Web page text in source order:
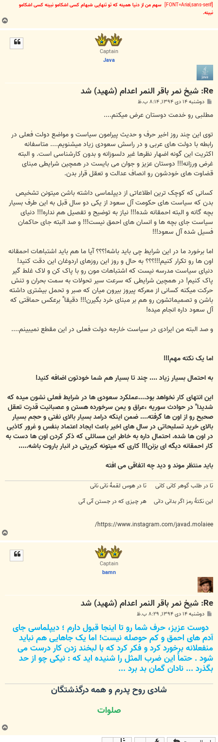
سهم من از دنیا همینه که تو تنهایی شبهام کسی اشکامو نبینه کسی اشکامو
نبینه.
ب
ا
Captain
Java
Re: شیخ نمر باقر النمر اعدام (شهید) شد
پ
ت
دوشنبه ۱۴ دی ۱۳۹۴, ۸:۱۴ ب.ظ
مطلبی رو خدمت دوستان عرض میکنم....
توی این چند روز اخیر حرف و حدیث پیرامون سیاست و مواضع دولت فعلی در
رابطه با دولت های عربی و در راسش سعودی زیاد میشنویم.... متاسفانه
اکثریت این گونه اضهار نظرها غیر دلسوزانه و بدون کارشناسی است. و البته
غرض ورزانه!!! دوستان عزیز و جوان می بایست در همچین شرایطی مبنای
قضاوت های خودشون رو انصاف عدالت و تعقل قرار بدن.
کسانی که کوچک ترین اطلاعاتی از دیپلماسی داشته باشن میتونن تشخیص
بدن که سیاست های حکومت آل سعود از یکی دو سال قبل به این طرف بسیار
بچه گانه و البته احمقانه شده!!! نیاز به توضیح و تفصیل هم نداره!!! دنیای
سیاست جای بچه ها و انسان های احمق نیست!!! و صد البته جای حاکمان
فسیل شده آل سعود!!!
اما برخورد ما در این شرایط چی باید باشه!؟؟؟ آیا ما هم باید اشتباهات احمقانه
اون ها رو تکرار کنیم!!!؟؟؟ به حال و روز این روزهای اردوغان این دقت کنید!
دنیای سیاست مدرسه نیست که اشتباهات مون رو با پاک کن و لاک غلط گیر
پاک کنیم! در همچین شرایطی که سرعت سیر تحولات به سمت بحران و تنش
حرکت میکنه کسانی از معرکه پیروز بیرون میان که صبر و تحمل بیشتری داشته
باشن و تصمیماتشون رو هم بر مبنای خرد بگیرن!!! دقیقا" برعکس حماقتی که
آل سعود داره انجام میده!
و صد البته من ایرادی در سیاست خارجه دولت فعلی در این مقطع نمیبینم....
اما یک نکته مهم!!!
به احتمال بسیار زیاد .... چند تا بسیار هم شما خودتون اضافه کنید!
این انتهای کار نخواهد بود....عملکرد سعودی ها در شرایط فعلی نشون میده که
شدیدا" در حوادث سوریه ،عراق و یمن سرخورده هستن و عصبانیت قدرت تعقل
صحیح رو از اون ها گرفته.... ضمن اینکه درامد بسیار بالای نفتی و حجم بسیار
بالای خرید تسلیحاتی در سال های اخیر باعث ایجاد اعتماد بنفس و غرور کاذبی
در اون ها شده. احتمال داره به خاطر این مسائلی که ذکر کردن اون ها دست به
کار احمقانه دیگه ای بزنن!!! کاری که میتونه کبریتی در انبار باروت باشه.....
باید منتظر موند و دید چه اتفاقی می افته
تا در طلب گوهر کانی کانی تا در هوس لقمهٔ نانی نانی
این نکتهٔ رمز اگر بدانی دانی هر چیزی که در جستن آنی آنی
https://www.instagram.com/javad.molaiee/
ب
ا
Captain
bamn
Re: شیخ نمر باقر النمر اعدام (شهید) شد
پ
ت
دوشنبه ۱۴ دی ۱۳۹۴, ۸:۲۹ ب.ظ
دوست عزیز، حرف شما رو تا اینجا قبول دارم ؛ دیپلماسی جای
آدم های احمق و کم حوصله نیست! اما یک جاهایی هم نباید
منفعلانه برخورد کرد و فکر کرد که با لبخند زدن کار درست می
شود . حتماً این ضرب المثل را شنیده اید که : نیکی چو از حد
بگذرد ... نادان گمان بد برد ...
شادی روح پدرم و همه درگذشتگان
صلوات
ب
ا